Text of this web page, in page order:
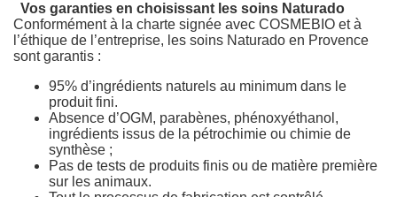
Vos garanties en choisissant les soins Naturado
Conformément à la charte signée avec COSMEBIO et à
l’éthique de l’entreprise, les soins Naturado en Provence
sont garantis :
95% d’ingrédients naturels au minimum dans le
produit fini.
Absence d’OGM, parabènes, phénoxyéthanol,
ingrédients issus de la pétrochimie ou chimie de
synthèse ;
Pas de tests de produits finis ou de matière première
sur les animaux.